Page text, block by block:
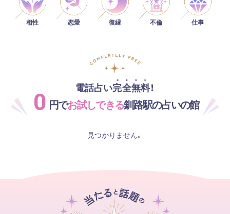
相性 恋愛 復縁 不倫 仕事
電話占い完全無料！
0 円でお試しできる釧路駅の占いの館
見つかりません。